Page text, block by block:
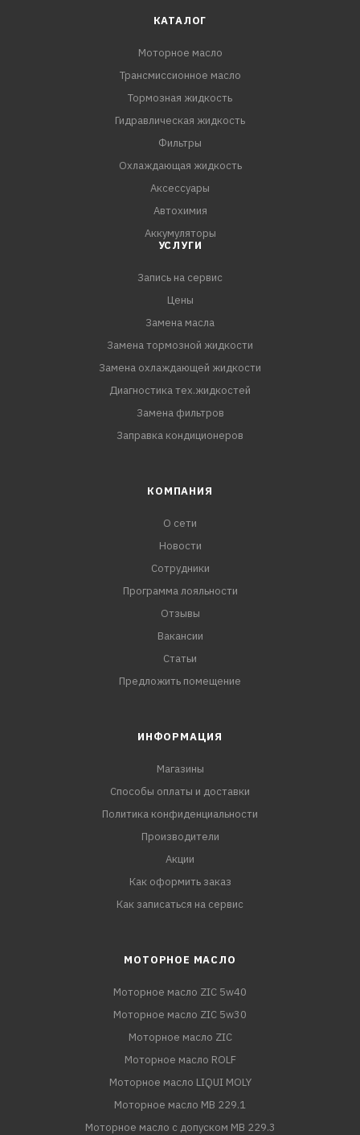
эффективно удаляет шлам и препятствует
- Высокая устойчивость к окислению и термическая
СПЕЦИФИКАЦИИ:
КАТАЛОГ
Моторное масло
Трансмиссионное масло
Тормозная жидкость
Гидравлическая жидкость
Фильтры
Охлаждающая жидкость
Аксессуары
Автохимия
Аккумуляторы
УСЛУГИ
Запись на сервис
Цены
Замена масла
Замена тормозной жидкости
Замена охлаждающей жидкости
Диагностика тех.жидкостей
Замена фильтров
Заправка кондиционеров
КОМПАНИЯ
О сети
Новости
Сотрудники
Программа лояльности
Отзывы
Вакансии
Статьи
Предложить помещение
ИНФОРМАЦИЯ
Магазины
Способы оплаты и доставки
Политика конфиденциальности
Производители
Акции
Как оформить заказ
Как записаться на сервис
МОТОРНОЕ МАСЛО
Моторное масло ZIC 5w40
Моторное масло ZIC 5w30
Моторное масло ZIC
Моторное масло ROLF
Моторное масло LIQUI MOLY
Моторное масло MB 229.1
Моторное масло с допуском MB 229.3